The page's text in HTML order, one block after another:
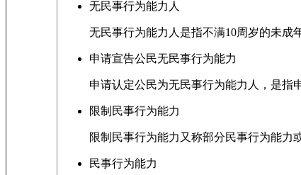
无民事行为能力人
无民事行为能力人是指不满10周岁的未成
申请宣告公民无民事行为能力
申请认定公民为无民事行为能力人，是指
限制民事行为能力
限制民事行为能力又称部分民事行为能力
民事行为能力